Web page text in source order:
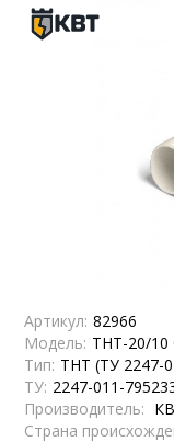
Артикул: 82966
Модель: ТНТ-20/10
Тип: ТНТ (ТУ 2247-
ТУ: 2247-011-
Производитель:
Страна